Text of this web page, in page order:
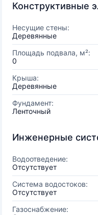
Конструктивные
Несущие стены:
Деревянные
Площадь подвала, м²:
0
Крыша:
Деревянные
Фундамент:
Ленточный
Инженерные
Водоотведение:
Отсутствует
Система водостоков:
Отсутствует
Газоснабжение: